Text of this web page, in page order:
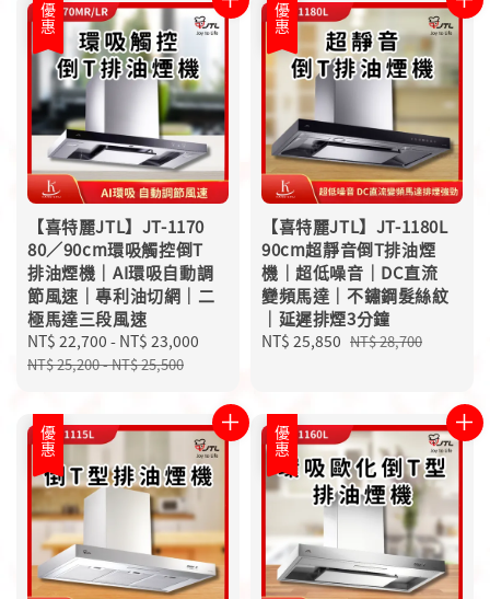
優惠
【喜特麗JTL】JT-1170
80／90cm環吸觸控倒T
排油煙機｜AI環吸自動調
節風速｜專利油切網｜二
極馬達三段風速
Sale
price
NT$ 22,700 - NT$ 23,000
Regular
NT$ 25,200-NT$ 25,500
優惠
【喜特麗JTL】JT-1180L
90cm超靜音倒T排油煙
機｜超低噪音｜DC直流
變頻馬達｜不鏽鋼髮絲紋
｜延遲排煙3分鐘
Sale
NT$ 25,850 Regular
NT$ 28,700
優惠 優惠